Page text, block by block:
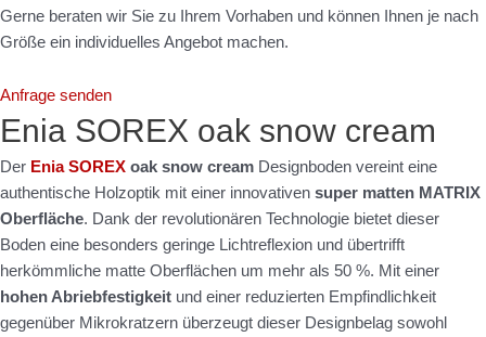
Gerne beraten wir Sie zu Ihrem Vorhaben und können Ihnen je nach
Größe ein individuelles Angebot machen.
Anfrage senden
Enia SOREX oak snow cream
Der Enia SOREX oak snow cream Designboden vereint eine
authentische Holzoptik mit einer innovativen super matten MATRIX
Oberfläche. Dank der revolutionären Technologie bietet dieser
Boden eine besonders geringe Lichtreflexion und übertrifft
herkömmliche matte Oberflächen um mehr als 50 %. Mit einer
hohen Abriebfestigkeit und einer reduzierten Empfindlichkeit
gegenüber Mikrokratzern überzeugt dieser Designbelag sowohl